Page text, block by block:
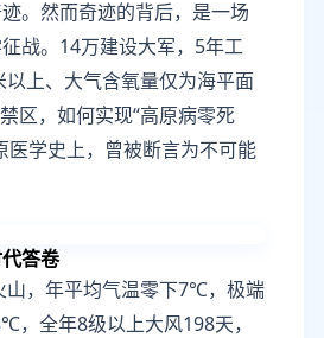
。然而奇迹的背后，是一场
战。14万建设大军，5年工
上、大气含氧量仅为海平面
区，如何实现“高原病零死
医学史上，曾被断言为不可能
答卷
山，年平均气温零下7℃，极端
，全年8级以上大风198天，